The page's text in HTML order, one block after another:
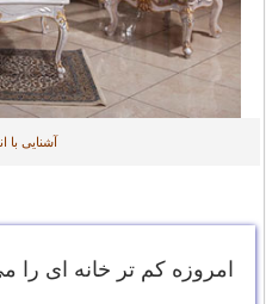
آشنایی با
امروزه کم تر خانه ای را